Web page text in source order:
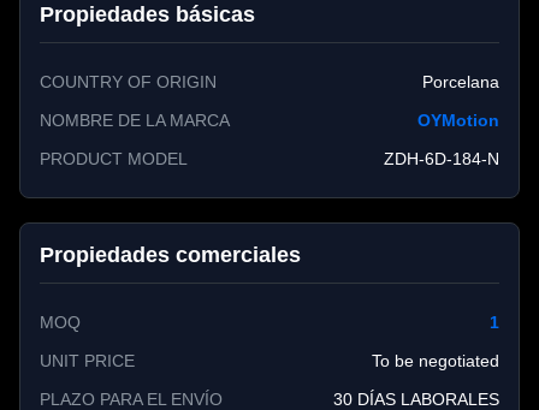
Propiedades básicas
COUNTRY OF ORIGIN
Porcelana
NOMBRE DE LA MARCA
OYMotion
PRODUCT MODEL
ZDH-6D-184-N
Propiedades comerciales
MOQ
1
UNIT PRICE
To be negotiated
PLAZO PARA EL ENVÍO
30 DÍAS LABORALES